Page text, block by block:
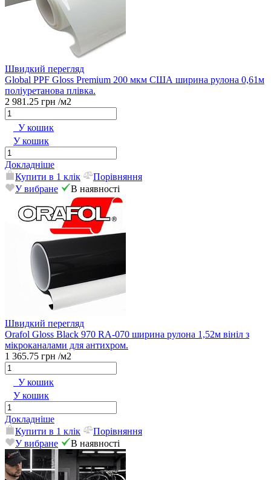
Швидкий перегляд
Global PPF Gloss Premium 200 мкм США ширина рулона 0,61м
поліуретанова плівка.
2 981.25 грн /м2
У кошик
У кошик
Докладніше
Купити в 1 клік
Порівняння
У вибране
В наявності
Швидкий перегляд
Orafol Gloss Black 970 RA-070 ширина рулона 1,52м вініл з
мікроканалами для антихром.
1 365.75 грн /м2
У кошик
У кошик
Докладніше
Купити в 1 клік
Порівняння
У вибране
В наявності